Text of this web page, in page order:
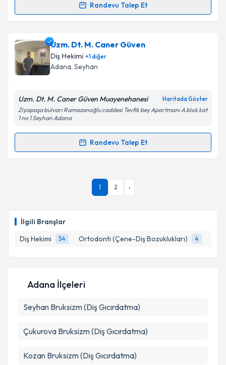
İlgili Branşlar
Diş Hekimi
54 Ortodonti (Çene-Diş Bozuklukları) 4
Takvim Talebini Gönder
Randevu Talep Et
Randevu Takvimi Talebi
Uzm. Dr. Dt. Kevser Yeşilkayaiçin randevu takvimi
talebi oluşturun. Size bu uzmandan randevu almanız
için bir takvim hazırlandığında e-posta ile
bilgilendireceğiz.
Kişisel verilerimin işlenmesine ilişkin
Metni'ni okudum ve kişisel verilerimin belirtilen
Takvim Talebini Gönder
Uzm. Dt. M. Caner Güven
Diş Hekimi +1diğer
Adana, Seyhan
Uzm. Dt. M. Caner Güven Muayenehanesi Haritada Göster
Ziyapaşa bulvarı Ramazanoğlu caddesi Tevfik bey Apartmanı A blok kat
1 no 1 Seyhan Adana
Randevu Talep Et
Randevu Takvimi Talebi
Uzm. Dt. M. Caner Güven için randevu takvimi talebi
oluşturun. Size bu uzmandan randevu almanız için bir
E-posta Adresiniz
Metni 'ni okudum ve kişisel verilerimin belirtilen
kapsamda işlenmesini kabul ediyorum.
1 2 ›
Adana İlçeleri
Seyhan Bruksizm (Diş Gıcırdatma)
Çukurova Bruksizm (Diş Gıcırdatma)
Kozan Bruksizm (Diş Gıcırdatma)